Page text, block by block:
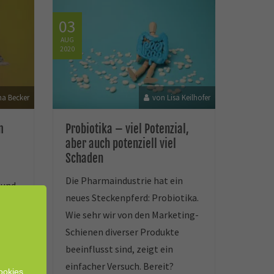
Becker
03
AUG
2020
von Lisa Keilhofer
Probiotika – viel Potenzial,
aber auch potenziell viel
Schaden
Die Pharmaindustrie hat ein
neues Steckenpferd: Probiotika.
Wie sehr wir von den Marketing-
Schienen diverser Produkte
beeinflusst sind, zeigt ein
einfacher Versuch. Bereit?